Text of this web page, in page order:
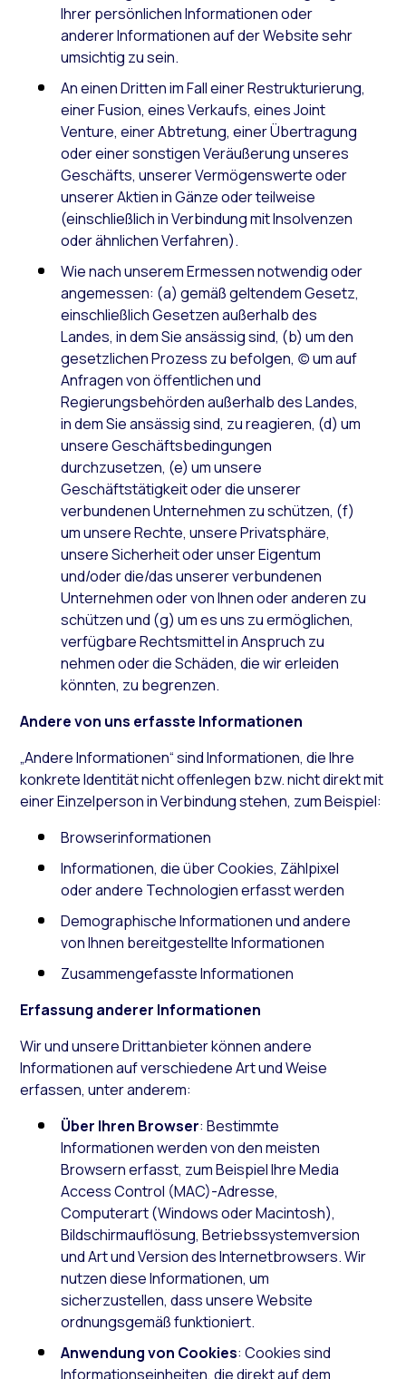
Ihrer persönlichen Informationen oder
anderer Informationen auf der Website sehr
umsichtig zu sein.
An einen Dritten im Fall einer Restrukturierung,
einer Fusion, eines Verkaufs, eines Joint
Venture, einer Abtretung, einer Übertragung
oder einer sonstigen Veräußerung unseres
Geschäfts, unserer Vermögenswerte oder
unserer Aktien in Gänze oder teilweise
(einschließlich in Verbindung mit Insolvenzen
oder ähnlichen Verfahren).
Wie nach unserem Ermessen notwendig oder
angemessen: (a) gemäß geltendem Gesetz,
einschließlich Gesetzen außerhalb des
Landes, in dem Sie ansässig sind, (b) um den
gesetzlichen Prozess zu befolgen, (c) um auf
Anfragen von öffentlichen und
Regierungsbehörden außerhalb des Landes,
in dem Sie ansässig sind, zu reagieren, (d) um
unsere Geschäftsbedingungen
durchzusetzen, (e) um unsere
Geschäftstätigkeit oder die unserer
verbundenen Unternehmen zu schützen, (f)
um unsere Rechte, unsere Privatsphäre,
unsere Sicherheit oder unser Eigentum
und/oder die/das unserer verbundenen
Unternehmen oder von Ihnen oder anderen zu
schützen und (g) um es uns zu ermöglichen,
verfügbare Rechtsmittel in Anspruch zu
nehmen oder die Schäden, die wir erleiden
könnten, zu begrenzen.
Andere von uns erfasste Informationen
„Andere Informationen“ sind Informationen, die Ihre
konkrete Identität nicht offenlegen bzw. nicht direkt mit
einer Einzelperson in Verbindung stehen, zum Beispiel:
Browserinformationen
Informationen, die über Cookies, Zählpixel
oder andere Technologien erfasst werden
Demographische Informationen und andere
von Ihnen bereitgestellte Informationen
Zusammengefasste Informationen
Erfassung anderer Informationen
Wir und unsere Drittanbieter können andere
Informationen auf verschiedene Art und Weise
erfassen, unter anderem:
Über Ihren Browser: Bestimmte
Informationen werden von den meisten
Browsern erfasst, zum Beispiel Ihre Media
Access Control (MAC)-Adresse,
Computerart (Windows oder Macintosh),
Bildschirmauflösung, Betriebssystemversion
und Art und Version des Internetbrowsers. Wir
nutzen diese Informationen, um
sicherzustellen, dass unsere Website
ordnungsgemäß funktioniert.
Anwendung von Cookies: Cookies sind
Informationseinheiten, die direkt auf dem